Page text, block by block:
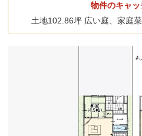
物件のキャ
土地102.86坪 広い庭、家庭